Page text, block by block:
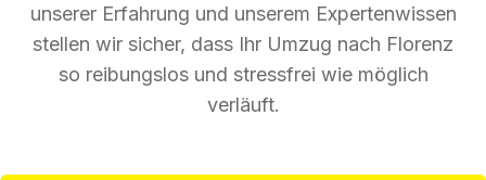
unserer Erfahrung und unserem Expertenwissen
stellen wir sicher, dass Ihr Umzug nach Florenz
so reibungslos und stressfrei wie möglich
verläuft.